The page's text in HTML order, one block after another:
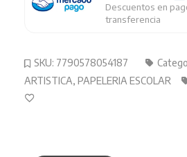
SKU: 7790578054187
ARTISTICA, PAPELERIA ESCOLAR
Descuentos en
transferencia